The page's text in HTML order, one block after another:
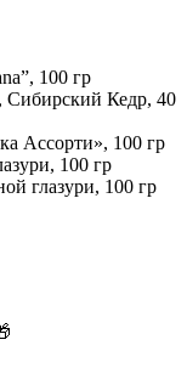
100 гр
Сибирский Кедр, 40
Ассорти», 100 гр
100 гр
глазури, 100 гр